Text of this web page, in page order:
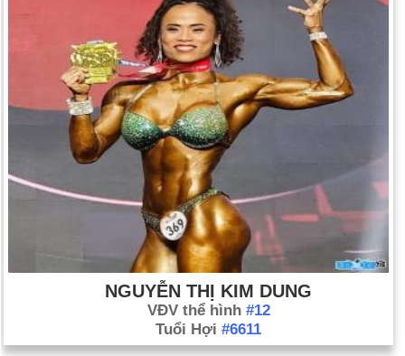
NGUYỄN THỊ KIM DUNG
VĐV thể hình #12
Tuổi Hợi #6611